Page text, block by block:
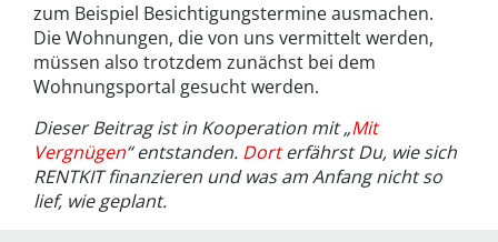
zum Beispiel Besichtigungstermine ausmachen.
Die Wohnungen, die von uns vermittelt werden,
müssen also trotzdem zunächst bei dem
Wohnungsportal gesucht werden.
Dieser Beitrag ist in Kooperation mit „Mit
Vergnügen“ entstanden. Dorterfährst Du, wie sich
RENTKITfinanzieren und was am Anfang nicht so
lief, wie geplant.